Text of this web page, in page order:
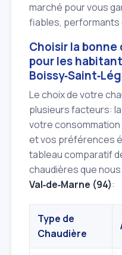
marché pour vous
fiables, performants
Choisir la
pour les
Le choix de votre
plusieurs facteurs:
votre
et vos préférences
tableau comparatif
chaudières que
Val‑de‑Marne (94):
Type de
Chaudière